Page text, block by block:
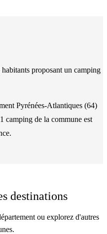
proposant un camping
Pyrénées-Atlantiques (64)
1 camping de la commune est
destinations
ou explorez d'autres